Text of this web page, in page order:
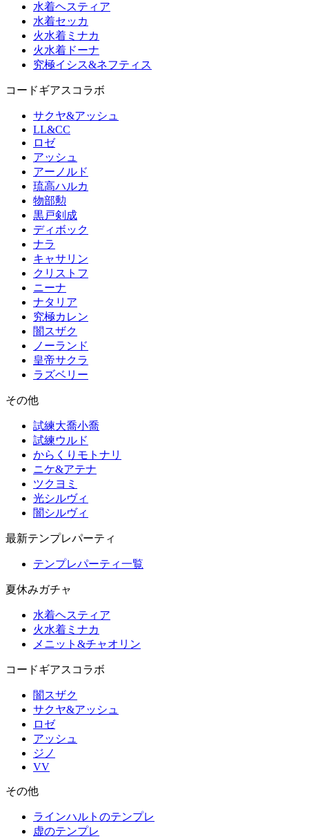
水着ヘスティア
水着セッカ
火水着ミナカ
火水着ドーナ
究極イシス&ネフティス
コードギアスコラボ
サクヤ&アッシュ
LL&CC
ロゼ
アッシュ
アーノルド
琉高ハルカ
物部勲
黒戸剣成
ディボック
ナラ
キャサリン
クリストフ
ニーナ
ナタリア
究極カレン
闇スザク
ノーランド
皇帝サクラ
ラズベリー
その他
試練大喬小喬
試練ウルド
からくりモトナリ
ニケ&アテナ
ツクヨミ
光シルヴィ
闇シルヴィ
最新テンプレパーティ
テンプレパーティ一覧
夏休みガチャ
水着ヘスティア
火水着ミナカ
メニット&チャオリン
コードギアスコラボ
闇スザク
サクヤ&アッシュ
ロゼ
アッシュ
ジノ
VV
その他
ラインハルトのテンプレ
虚のテンプレ